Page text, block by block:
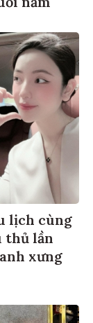
lịch cùng
thủ lần
xưng